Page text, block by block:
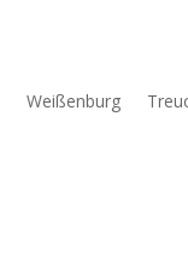
Weißenburg